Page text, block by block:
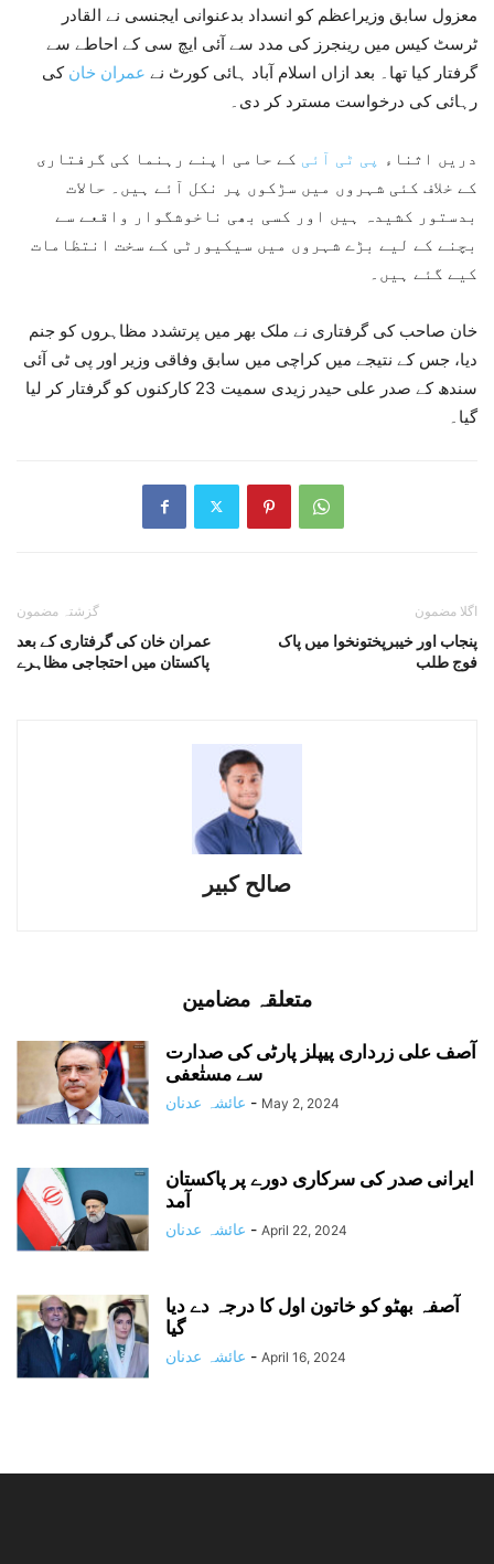
معزول سابق وزیراعظم کو انسداد بدعنوانی ایجنسی نے القادر
ٹرسٹ کیس میں رینجرز کی مدد سے آئی ایچ سی کے احاطے سے
گرفتار کیا تھا۔ بعد ازاں اسلام آباد ہائی کورٹ نے عمران خان کی
رہائی کی درخواست مسترد کر دی۔
دریں اثناء پی ٹی آئی کے حامی اپنے رہنما کی گرفتاری
کے خلاف کئی شہروں میں سڑکوں پر نکل آئے ہیں۔ حالات
بدستور کشیدہ ہیں اور کسی بھی ناخوشگوار واقعے سے
بچنے کے لیے بڑے شہروں میں سیکیورٹی کے سخت انتظامات
کیے گئے ہیں۔
خان صاحب کی گرفتاری نے ملک بھر میں پرتشدد مظاہروں کو جنم
دیا، جس کے نتیجے میں کراچی میں سابق وفاقی وزیر اور پی ٹی آئی
سندھ کے صدر علی حیدر زیدی سمیت 23 کارکنوں کو گرفتار کر لیا
گیا۔
گزشتہ مضمون
عمران خان کی گرفتاری کے بعد
پاکستان میں احتجاجی مظاہرے
اگلا مضمون
پنجاب اور خیبرپختونخوا میں پاک
فوج طلب
صالح کبیر
متعلقہ مضامین
آصف علی زرداری پیپلز پارٹی کی صدارت
سے مستٰعفی
عائشہ عدنان - May 2, 2024
ایرانی صدر کی سرکاری دورے پر پاکستان
آمد
عائشہ عدنان - April 22, 2024
آصفہ بھٹو کو خاتون اول کا درجہ دے دیا
گیا
عائشہ عدنان - April 16, 2024